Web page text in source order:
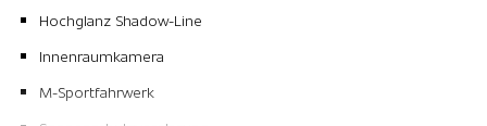
Hochglanz Shadow-Line
Innenraumkamera
M-Sportfahrwerk